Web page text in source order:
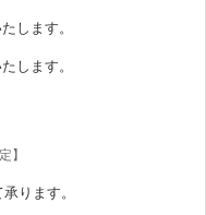
します。
します。
】
ります。